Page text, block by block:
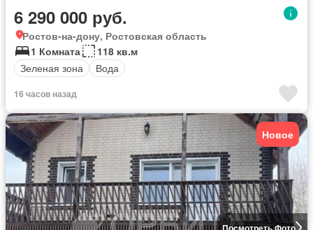
6 290 000 руб.
Ростов-на-дону, Ростовская область
1 Комната
118 кв.м
Зеленая зона
Вода
16 часов назад
Новое